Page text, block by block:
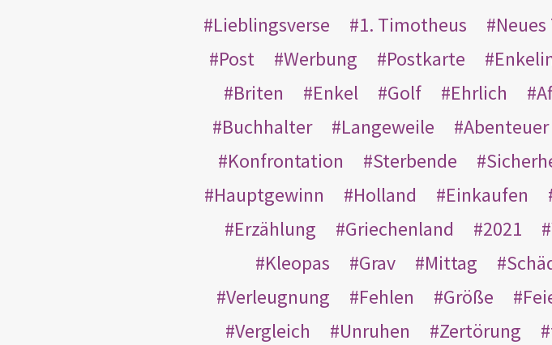
Lieblingsverse
1. Timotheus
Post
Werbung Postkarte
Briten
Enkel Golf Ehrlich
Buchhalter
Langeweile Abenteuer
Konfrontation
Sterbende
Hauptgewinn
Holland Einkaufen
Erzählung
Griechenland 2021
Kleopas
Grav Mittag
Verleugnung
Fehlen Größe
Vergleich
Unruhen Zertörung